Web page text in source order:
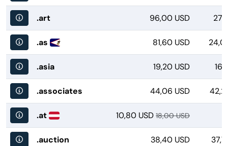
.art 96,00 USD
.as 81,60 USD
.asia 19,20 USD
.associates 44,06 USD
.at 10,80 USD 18,00 USD
.auction 38,40 USD